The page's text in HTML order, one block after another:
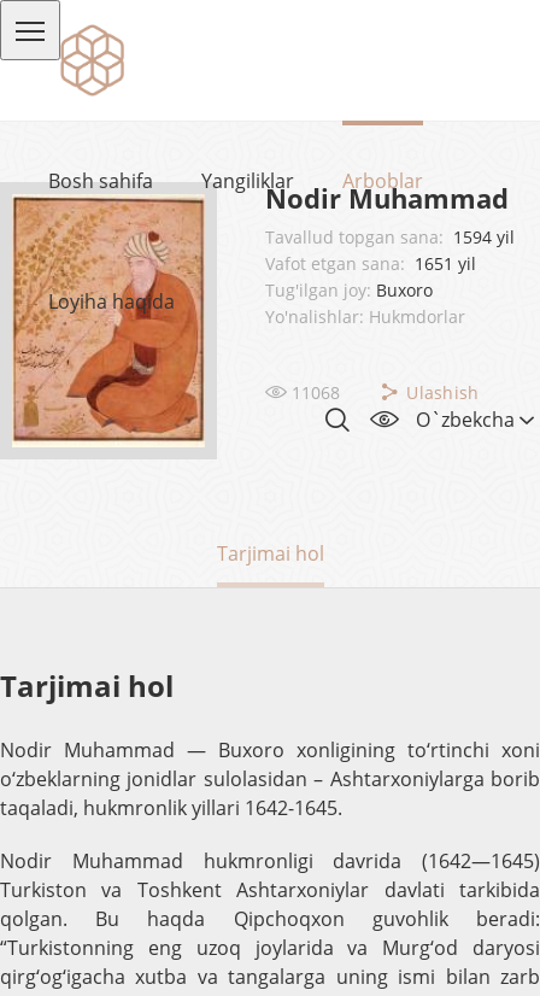
Bosh sahifa Yangiliklar Arboblar
Loyiha haqida
O`zbekcha
Nodir Muhammad
Tavallud topgan sana: 1594 yil
Vafot etgan sana: 1651 yil
Tug'ilgan joy: Buxoro
Yo'nalishlar: Hukmdorlar
11068 Ulashish
Tarjimai hol
Tarjimai hol
Nodir Muhammad — Buxoro xonligining to‘rtinchi xoni
o‘zbeklarning jonidlar sulolasidan – Ashtarxoniylarga borib
taqaladi, hukmronlik yillari 1642-1645.
Nodir Muhammad hukmronligi davrida (1642—1645)
Turkiston va Toshkent Ashtarxoniylar davlati tarkibida
qolgan. Bu haqda Qipchoqxon guvohlik beradi:
“Turkistonning eng uzoq joylarida va Murg‘od daryosi
qirg‘og‘igacha xutba va tangalarga uning ismi bilan zarb